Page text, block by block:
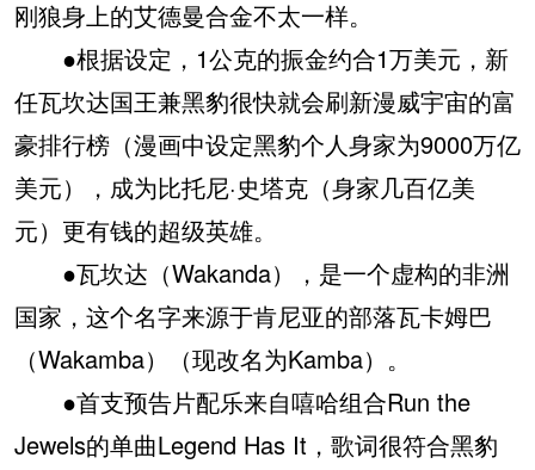
刚狼身上的艾德曼合金不太一样。
●根据设定，1公克的振金约合1万美元，新
任瓦坎达国王兼黑豹很快就会刷新漫威宇宙的富
豪排行榜（漫画中设定黑豹个人身家为9000万亿
美元），成为比托尼·史塔克（身家几百亿美
元）更有钱的超级英雄。
●瓦坎达（Wakanda），是一个虚构的非洲
国家，这个名字来源于肯尼亚的部落瓦卡姆巴
（Wakamba）（现改名为Kamba）。
●首支预告片配乐来自嘻哈组合Run the
Jewels的单曲Legend Has It，歌词很符合黑豹